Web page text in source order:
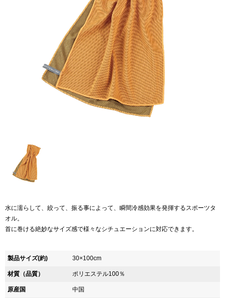
水に濡らして、絞って、振る事によって、瞬間冷感効果を発揮するスポーツタ
オル。
首に巻ける絶妙なサイズ感で様々なシチュエーションに対応できます。
製品サイズ(約) 30×100cm
材質（品質） ポリエステル100％
原産国 中国